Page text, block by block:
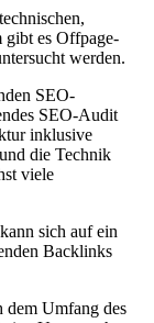
gibt es Offpage-
werden.
SEO-
SEO-Audit
inklusive
die Technik
viele
sich auf ein
Backlinks
Umfang des